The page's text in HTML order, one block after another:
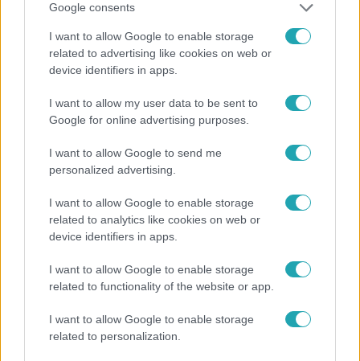
Google consents
I want to allow Google to enable storage
related to advertising like cookies on web or
device identifiers in apps.
I want to allow my user data to be sent to
Google for online advertising purposes.
I want to allow Google to send me
personalized advertising.
I want to allow Google to enable storage
related to analytics like cookies on web or
device identifiers in apps.
I want to allow Google to enable storage
related to functionality of the website or app.
I want to allow Google to enable storage
related to personalization.
2016. október 25. 18:25
báránnyal, pikáns sárgalencsével
A zsűri szerint a kék csapat tányérja kicsit
Túlságosan kevés habot tálaltak ki, és a köretből is többet
kellett volna kitenniük.